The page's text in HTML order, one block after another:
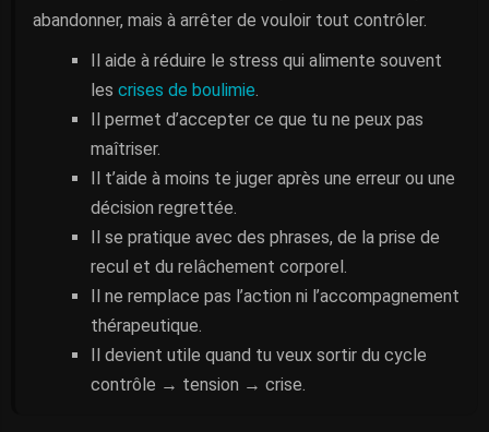
abandonner, mais à arrêter de vouloir tout contrôler.
Il aide à réduire le stress qui alimente souvent
les crises de boulimie.
Il permet d’accepter ce que tu ne peux pas
maîtriser.
Il t’aide à moins te juger après une erreur ou une
décision regrettée.
Il se pratique avec des phrases, de la prise de
recul et du relâchement corporel.
Il ne remplace pas l’action ni l’accompagnement
thérapeutique.
Il devient utile quand tu veux sortir du cycle
contrôle → tension → crise.